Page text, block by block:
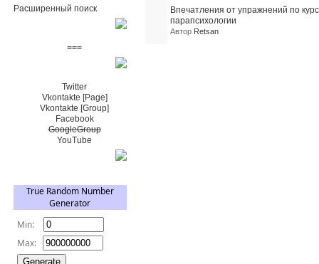
Расширенный поиск
===
Twitter
Vkontakte [Page]
Vkontakte [Group]
Facebook
GoogleGroup
YouTube
Впечатления от упражнений по
парапсихологии
Автор Retsan